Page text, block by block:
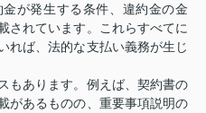
が発生する条件、違約金の金
されています。これらすべてに
れば、法的な支払い義務が生じ
もあります。例えば、契約書の
があるものの、重要事項説明の